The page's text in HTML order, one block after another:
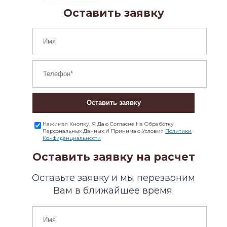
Оставить заявку
Оставить заявку
Нажимая Кнопку, Я Даю Согласие На Обработку
Персональных Данных И Принимаю Условия Политики
Конфиденциальности
Оставить заявку на расчет
Оставьте заявку и мы перезвоним
Вам в ближайшее время.